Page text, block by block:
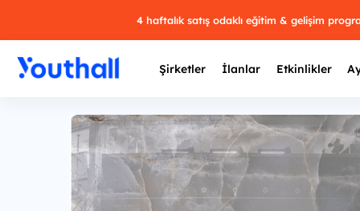
4 haftalık satış odaklı eğitim & gelişim
Şirketler İlanlar Etkinlikler